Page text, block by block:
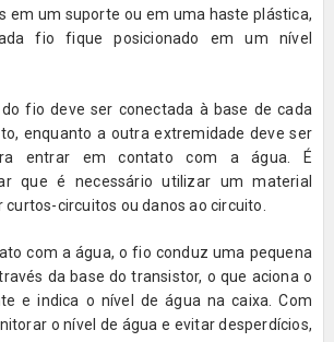
em um suporte ou em uma haste plástica,
fio fique posicionado em um nível
fio deve ser conectada à base de cada
enquanto a outra extremidade deve ser
entrar em contato com a água. É
que é necessário utilizar um material
circuitos ou danos ao circuito.
com a água, o fio conduz uma pequena
da base do transistor, o que aciona o
e indica o nível de água na caixa. Com
o nível de água e evitar desperdícios,